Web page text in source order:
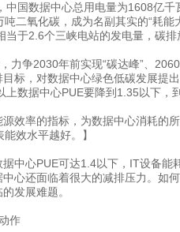
中国数据中心总用电量为1608亿千
二氧化碳，成为名副其实的“耗能
于2.6个三峡电站的发电量，碳排
争2030年前实现“碳达峰”、2060
标，对数据中心绿色低碳发展提
数据中心PUE要降到1.35以下，
率的指标，为数据中心消耗的
效水平越好。】
心PUE可达1.4以下，IT设备能
心还面临着很大的减排压力。如
发展难题。
作